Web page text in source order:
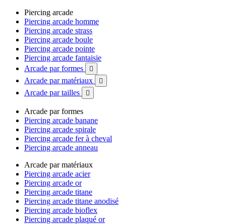
Piercing arcade
Piercing arcade homme
Piercing arcade strass
Piercing arcade boule
Piercing arcade pointe
Piercing arcade fantaisie
Arcade par formes

Arcade par matériaux 
Arcade par tailles 
Arcade par formes
Piercing arcade banane
Piercing arcade spirale
Piercing arcade fer à cheval
Piercing arcade anneau
Arcade par matériaux
Piercing arcade acier
Piercing arcade or
Piercing arcade titane
Piercing arcade titane anodisé
Piercing arcade bioflex
Piercing arcade plaqué or